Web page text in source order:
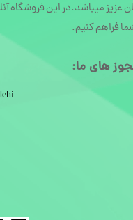
عزیز میباشد.در این فروشگاه
فراهم کنیم.
های ما:​